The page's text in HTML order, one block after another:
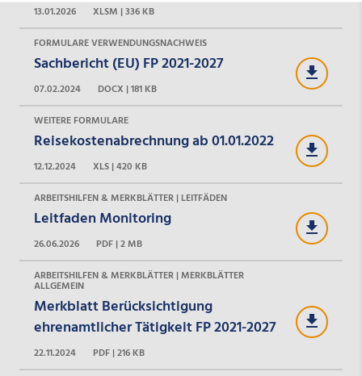
13.01.2026
XLSM | 336 KB
FORMULARE VERWENDUNGSNACHWEIS
Sachbericht (EU) FP 2021-2027
07.02.2024
DOCX | 181 KB
WEITERE FORMULARE
Reisekostenabrechnung ab 01.01.2022
12.12.2024
XLS | 420 KB
ARBEITSHILFEN & MERKBLÄTTER | LEITFÄDEN
Leitfaden Monitoring
26.06.2026
PDF | 2 MB
ARBEITSHILFEN & MERKBLÄTTER | MERKBLÄTTER
ALLGEMEIN
Merkblatt Berücksichtigung
ehrenamtlicher Tätigkeit FP 2021-2027
22.11.2024
PDF | 216 KB